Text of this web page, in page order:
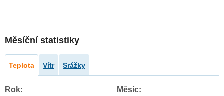
Měsíční statistiky
Teplota Vítr Srážky
Rok: Měsíc: